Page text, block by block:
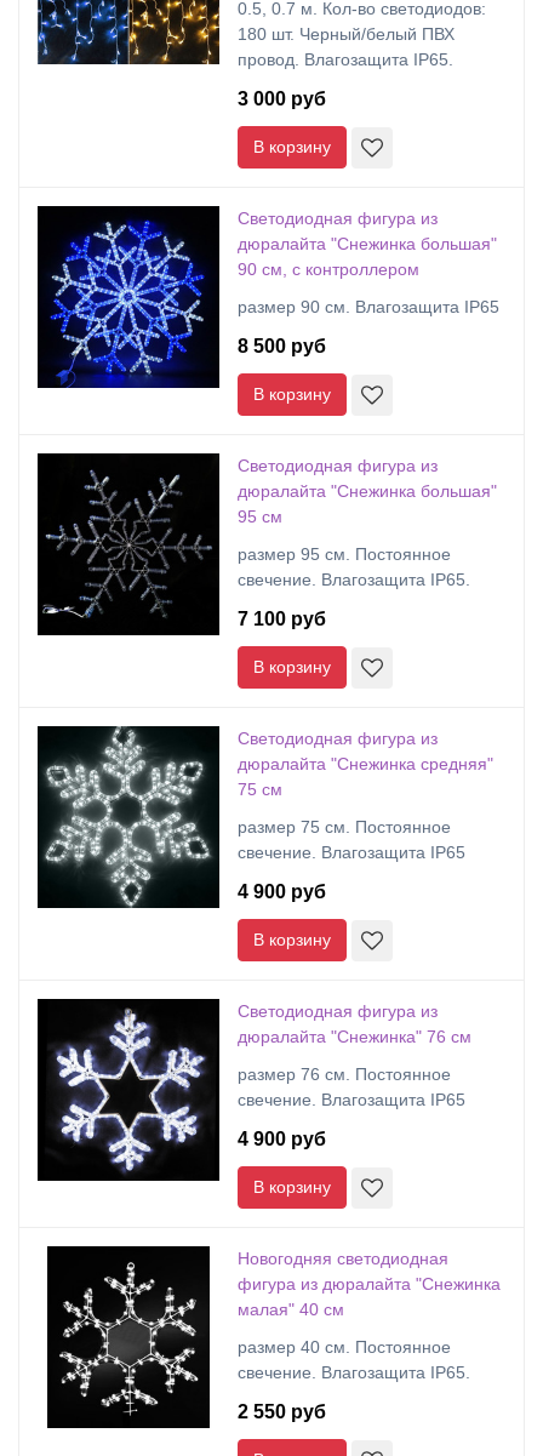
0.5, 0.7 м. Кол-во светодиодов:
180 шт. Черный/белый ПВХ
провод. Влагозащита IP65.
3 000 руб
В корзину
Светодиодная фигура из
дюралайта "Снежинка большая"
90 см, с контроллером
размер 90 см. Влагозащита IP65
8 500 руб
В корзину
Светодиодная фигура из
дюралайта "Снежинка большая"
95 см
размер 95 см. Постоянное
свечение. Влагозащита IP65.
7 100 руб
В корзину
Светодиодная фигура из
дюралайта "Снежинка средняя"
75 см
размер 75 см. Постоянное
свечение. Влагозащита IP65
4 900 руб
В корзину
Светодиодная фигура из
дюралайта "Снежинка" 76 см
размер 76 см. Постоянное
свечение. Влагозащита IP65
4 900 руб
В корзину
Новогодняя светодиодная
фигура из дюралайта "Снежинка
малая" 40 см
размер 40 см. Постоянное
свечение. Влагозащита IP65.
2 550 руб